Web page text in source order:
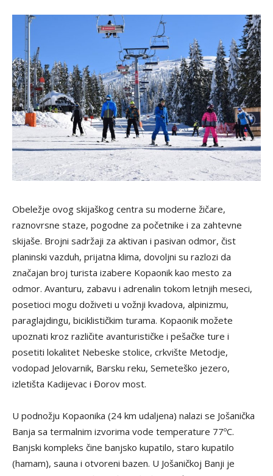
Obeležje ovog skijaškog centra su moderne žičare,
raznovrsne staze, pogodne za početnike i za zahtevne
skijaše. Brojni sadržaji za aktivan i pasivan odmor, čist
planinski vazduh, prijatna klima, dovoljni su razlozi da
značajan broj turista izabere Kopaonik kao mesto za
odmor. Avanturu, zabavu i adrenalin tokom letnjih meseci,
posetioci mogu doživeti u vožnji kvadova, alpinizmu,
paraglajdingu, biciklističkim turama. Kopaonik možete
upoznati kroz različite avanturističke i pešačke ture i
posetiti lokalitet Nebeske stolice, crkvište Metodje,
vodopad Jelovarnik, Barsku reku, Semeteško jezero,
izletišta Kadijevac i Đorov most.
U podnožju Kopaonika (24 km udaljena) nalazi se Jošanička
Banja sa termalnim izvorima vode temperature 77ºC.
Banjski kompleks čine banjsko kupatilo, staro kupatilo
(hamam), sauna i otvoreni bazen. U Jošaničkoj Banji je